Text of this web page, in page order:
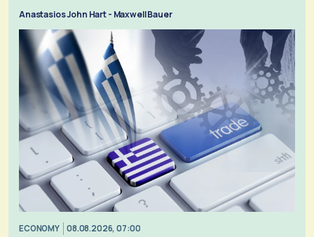
Anastasios John Hart - Maxwell Bauer
ECONOMY 08.08.2026, 07:00